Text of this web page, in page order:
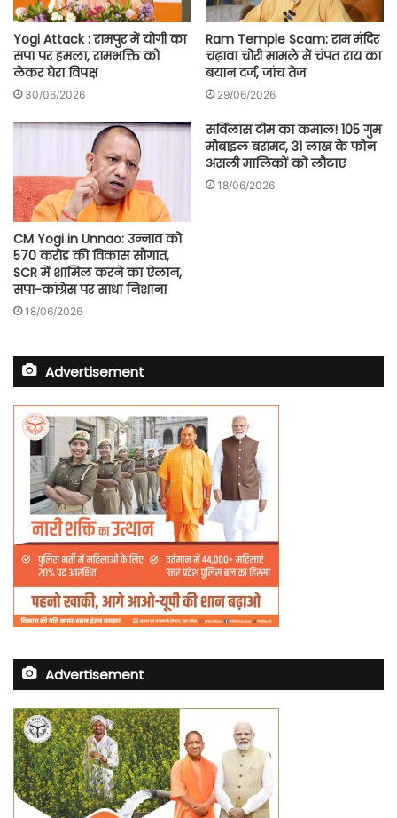
Yogi Attack : रामपुर में योगी का
सपा पर हमला, रामभक्ति को
लेकर घेरा विपक्ष
30/06/2026
Ram Temple Scam: राम मंदिर
चढ़ावा चोरी मामले में चंपत राय का
बयान दर्ज, जांच तेज
29/06/2026
CM Yogi in Unnao: उन्नाव को
570 करोड़ की विकास सौगात,
SCR में शामिल करने का ऐलान,
सपा-कांग्रेस पर साधा निशाना
18/06/2026
सर्विलांस टीम का कमाल! 105 गुम
मोबाइल बरामद, 31 लाख के फोन
असली मालिकों को लौटाए
18/06/2026
Advertisement
Advertisement